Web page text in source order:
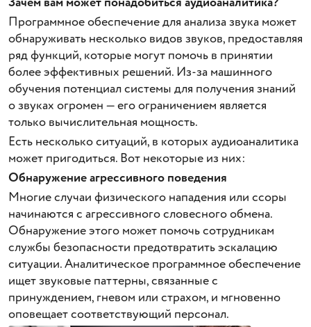
Программное обеспечение для анализа звука может
обнаруживать несколько видов звуков, предоставляя
ряд функций, которые могут помочь в принятии
более эффективных решений. Из-за машинного
обучения потенциал системы для получения знаний
о звуках огромен — его ограничением является
только вычислительная мощность.
Есть несколько ситуаций, в которых аудиоаналитика
может пригодиться. Вот некоторые из них:
Обнаружение агрессивного поведения
Многие случаи физического нападения или ссоры
начинаются с агрессивного словесного обмена.
Обнаружение этого может помочь сотрудникам
службы безопасности предотвратить эскалацию
ситуации. Аналитическое программное обеспечение
ищет звуковые паттерны, связанные с
принуждением, гневом или страхом, и мгновенно
оповещает соответствующий персонал.